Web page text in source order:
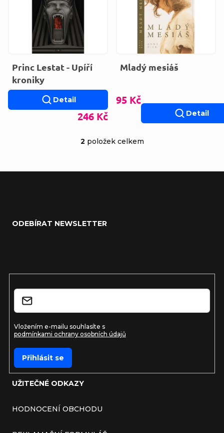
Princ Lestat - Upíří
kroniky
246 Kč
Detail
Mladý mesiáš
95 Kč
Detail
2 položek celkem
UŽITEČNÉ ODKAZY
HODNOCENÍ OBCHODU
ODEBÍRAT NEWSLETTER
Vložením e-mailu souhlasíte s
podmínkami ochrany osobních údajů
Přihlásit se